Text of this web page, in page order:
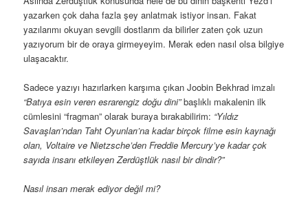
yazarken çok daha fazla şey anlatmak istiyor insan. Fakat
yazılarımı okuyan sevgili dostlarım da bilirler zaten çok uzun
yazıyorum bir de oraya girmeyeyim. Merak eden nasıl olsa bilgiye
ulaşacaktır.
Sadece yazıyı hazırlarken karşıma çıkan Joobin Bekhrad imzalı
“Batıya esin veren esrarengiz doğu dini”başlıklı makalenin ilk
cümlesini “fragman” olarak buraya bırakabilirim: “Yıldız
Savaşları’ndan Taht Oyunları’na kadar birçok filme esin kaynağı
olan, Voltaire ve Nietzsche’den Freddie Mercury’ye kadar çok
sayıda insanı etkileyen Zerdüştlük nasıl bir dindir?”
Nasıl insan merak ediyor değil mi?